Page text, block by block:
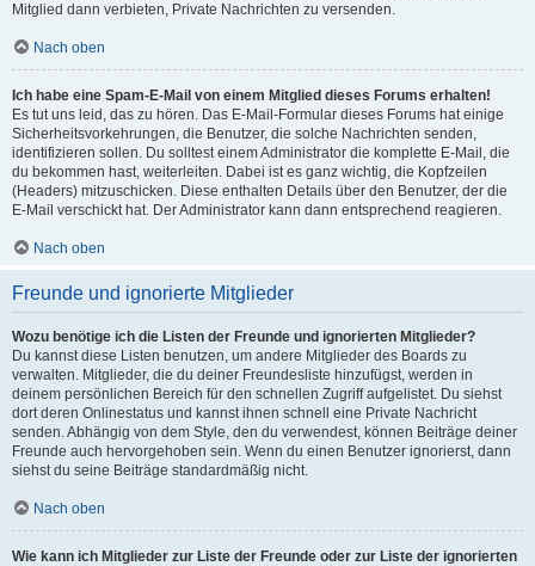
Mitglied dann verbieten, Private Nachrichten zu versenden.
Nach oben
Ich habe eine Spam-E-Mail von einem Mitglied dieses Forums erhalten!
Es tut uns leid, das zu hören. Das E-Mail-Formular dieses Forums hat einige
Sicherheitsvorkehrungen, die Benutzer, die solche Nachrichten senden,
identifizieren sollen. Du solltest einem Administrator die komplette E-Mail, die
du bekommen hast, weiterleiten. Dabei ist es ganz wichtig, die Kopfzeilen
(Headers) mitzuschicken. Diese enthalten Details über den Benutzer, der die
E-Mail verschickt hat. Der Administrator kann dann entsprechend reagieren.
Nach oben
Freunde und ignorierte Mitglieder
Wozu benötige ich die Listen der Freunde und ignorierten Mitglieder?
Du kannst diese Listen benutzen, um andere Mitglieder des Boards zu
verwalten. Mitglieder, die du deiner Freundesliste hinzufügst, werden in
deinem persönlichen Bereich für den schnellen Zugriff aufgelistet. Du siehst
dort deren Onlinestatus und kannst ihnen schnell eine Private Nachricht
senden. Abhängig von dem Style, den du verwendest, können Beiträge deiner
Freunde auch hervorgehoben sein. Wenn du einen Benutzer ignorierst, dann
siehst du seine Beiträge standardmäßig nicht.
Nach oben
Wie kann ich Mitglieder zur Liste der Freunde oder zur Liste der ignorierten